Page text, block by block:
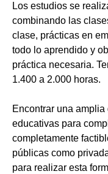
Los estudios se
combinando las
clase, prácticas en
todo lo aprendido y
práctica necesaria.
1.400 a 2.000 horas.
Encontrar una
educativas para
completamente
públicas como
para realizar esta